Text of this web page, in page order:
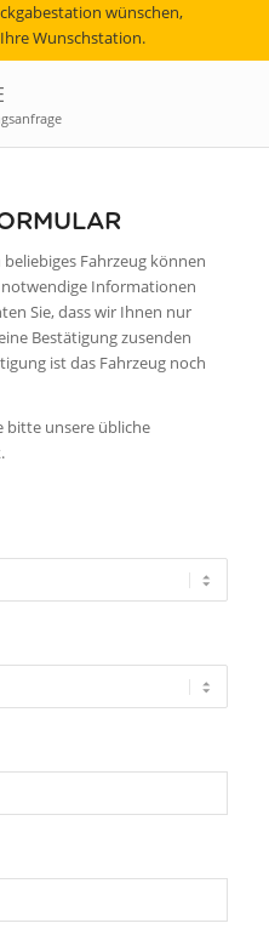
wünschen,
Wunschstation.
Fahrzeug können
Informationen
Sie, dass wir Ihnen nur
Bestätigung zusenden
ist das Fahrzeug noch
bitte unsere übliche